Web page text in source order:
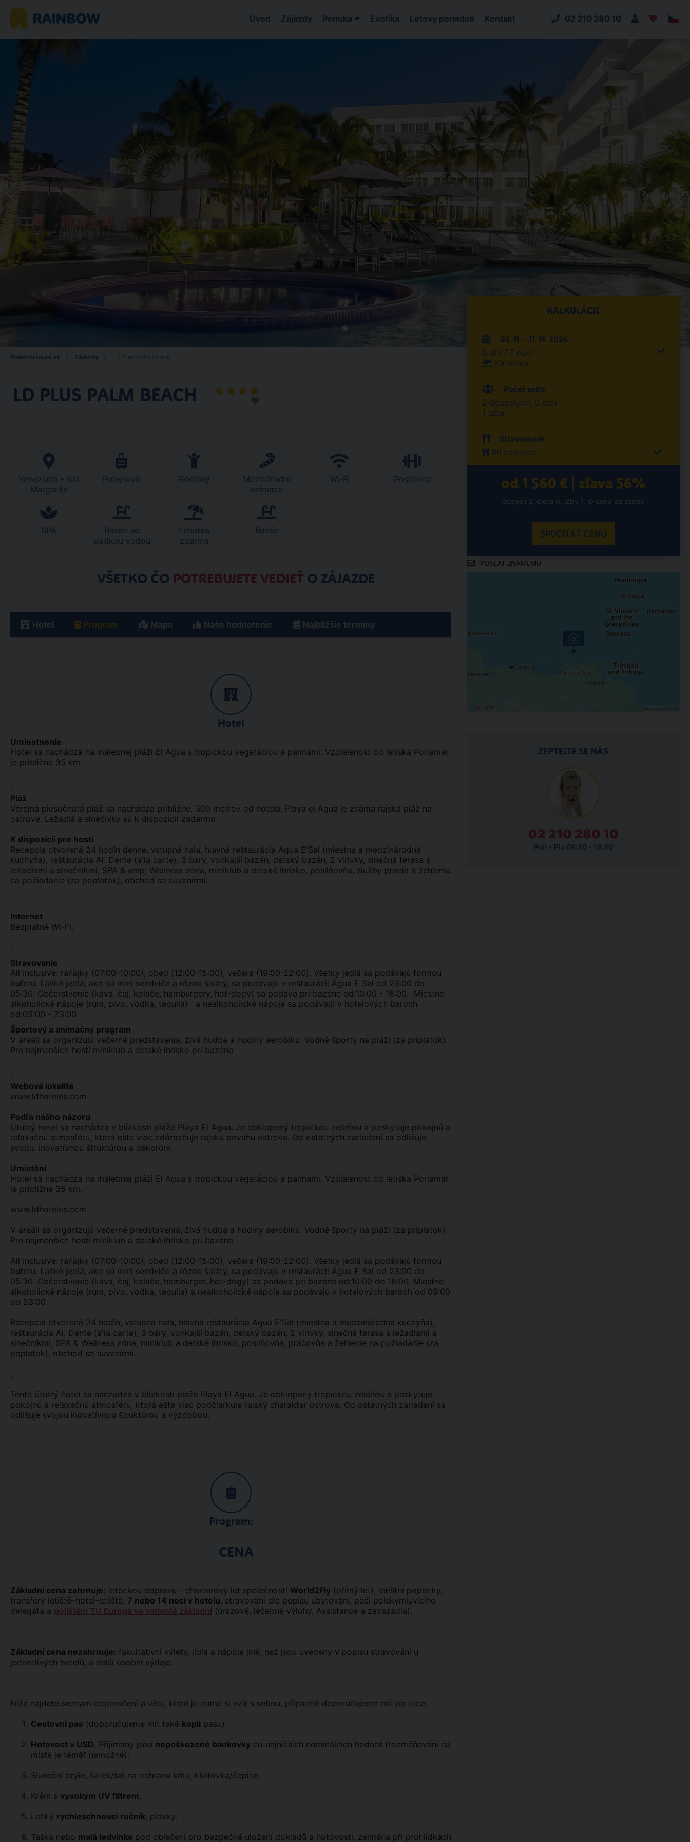
Úvod Zájazdy Ponuka Exotika Letový poriadok Kontakt 02 210 280 10
Rainbowtours.sk Zájazdy
LD PLUS PALM BEACH
Venezuela - Isla
Margarita
Pobytové Rodinný
Mezinárodní
animace
Wi-Fi Posilovna
SPA
Bazén se
sladkou vodou
Lehátka
zdarma
Bazén
VŠETKO ČO POTREBUJETE VEDIEŤ O ZÁJAZDE
Hotel Program Mapa Naše hodnotenie Najbližšie termíny
Hotel
Umiestnenie
Hotel sa nachádza na malebnej pláži El Agua s tropickou vegetáciou a palmami. Vzdialenosť od letiska Porlamar
je približne 35 km.
.
Pláž
Verejná piesočnatá pláž sa nachádza približne. 300 metrov od hotela. Playa el Agua je známa rajská pláž na
ostrove. Ležadlá a slnečníky sú k dispozícii zadarmo.
K dispozícii pre hostí
Recepcia otvorená 24 hodín denne, vstupná hala, hlavná reštaurácia Agua E'Sal (miestna a medzinárodná
kuchyňa), reštaurácia Al. Dente (a'la carte), 3 bary, vonkajší bazén, detský bazén, 2 vírivky, slnečná terasa s
ležadlami a slnečníkmi, SPA & amp; Wellness zóna, miniklub a detské ihrisko, posilňovňa, služby prania a žehlenia
na požiadanie (za poplatok), obchod so suvenírmi.
.
Internet
Bezplatné Wi-Fi.
.
Stravovanie
All Inclusive: raňajky (07:00-10:00), obed (12:00-15:00), večera (19:00-22:00). Všetky jedlá sa podávajú formou
bufetu. Ľahké jedlá, ako sú mini sendviče a rôzne šaláty, sa podávajú v reštaurácii Água E Sal od 23:00 do
05:30. Občerstvenie (káva, čaj, koláče, hamburgery, hot-dogy) sa podáva pri bazéne od:10:00 - 18:00. Miestne
alkoholické nápoje (rum, pivo, vodka, tequila) a nealkoholické nápoje sa podávajú v hotelových baroch
od:09:00 - 23:00.
Športový a animačný program
V areáli sa organizujú večerné predstavenia, živá hudba a hodiny aerobiku. Vodné športy na pláži (za príplatok).
Pre najmenších hostí miniklub a detské ihrisko pri bazéne
.
Webová lokalita
www.ldhoteles.com
Podľa nášho názoru
Útulný hotel sa nachádza v blízkosti pláže Playa El Agua. Je obklopený tropickou zeleňou a poskytuje pokojnú a
relaxačnú atmosféru, ktorá ešte viac zdôrazňuje rajskú povahu ostrova. Od ostatných zariadení sa odlišuje
svojou inovatívnou štruktúrou a dekorom.
Umístění
Hotel sa nachádza na malebnej pláži El Agua s tropickou vegetáciou a palmami. Vzdialenosť od letiska Porlamar
je približne 35 km.
www.ldhoteles.com
V areáli sa organizujú večerné predstavenia, živá hudba a hodiny aerobiku. Vodné športy na pláži (za príplatok).
Pre najmenších hostí miniklub a detské ihrisko pri bazéne
All Inclusive: raňajky (07:00-10:00), obed (12:00-15:00), večera (19:00-22:00). Všetky jedlá sa podávajú formou
bufetu. Ľahké jedlá, ako sú mini sendviče a rôzne šaláty, sa podávajú v reštaurácii Água E Sal od 23:00 do
05:30. Občerstvenie (káva, čaj, koláče, hamburger, hot-dogy) sa podáva pri bazéne od:10:00 do 18:00. Miestne
alkoholické nápoje (rum, pivo, vodka, tequila) a nealkoholické nápoje sa podávajú v hotelových baroch od 09:00
do 23:00.
Recepcia otvorená 24 hodín, vstupná hala, hlavná reštaurácia Agua E'Sal (miestna a medzinárodná kuchyňa),
reštaurácia Al. Dente (a'la carte), 3 bary, vonkajší bazén, detský bazén, 2 vírivky, slnečná terasa s ležadlami a
slnečníkmi, SPA & Wellness zóna, miniklub a detské ihrisko, posilňovňa, práčovňa a žehlenie na požiadanie (za
poplatok), obchod so suvenírmi.
.
Tento útulný hotel sa nachádza v blízkosti pláže Playa El Agua. Je obklopený tropickou zeleňou a poskytuje
pokojnú a relaxačnú atmosféru, ktorá ešte viac podčiarkuje rajský charakter ostrova. Od ostatných zariadení sa
odlišuje svojou inovatívnou štruktúrou a výzdobou.
Program:
CENA
Základní cena zahrnuje: leteckou dopravu - charterový let společnosti World2Fly (přímý let), letištní poplatky,
transfery letiště–hotel–letiště, 7 nebo 14 nocí v hotelu, stravování dle popisu ubytování, péči polskymluvícího
delegáta a pojištění TU Europa ve variantě základní (úrazové, léčebné výlohy, Assistance a zavazadla).
Základní cena nezahrnuje: fakultativní výlety, jídla a nápoje jiné, než jsou uvedeny v popisu stravování u
jednotlivých hotelů, a další osobní výdaje.
Níže najdete seznam doporučení a věcí, které je nutné si vzít s sebou, případně doporučujeme mít po ruce:
Cestovní pas (doporučujeme mít také kopii pasu).
Hotovost v USD. Přijímány jsou nepoškozené bankovky co nejnižších nominálních hodnot (rozměňování na
místě je téměř nemožné).
Sluneční brýle, šátek/šál na ochranu krku, kšiltovka/čepice.
Krém s vysokým UV filtrem.
Lehký rychleschnoucí ručník, plavky.
Taška nebo malá ledvinka pod oblečení pro bezpečné uložení dokladů a hotovosti, zejména při prohlídkách
KALKULÁCIE
03. 11. - 11. 11. 2026
9 dní / 7 nocí
Katovice
Počet osôb
2 dospelých, 0 detí
1 izba
Stravovanie
All Inclusive
od 1 560 € | zľava 56%
dospelí 2, dieťa 0, izby 1, Ø cena za osobu
SPOČÍTAŤ CENU
POSLAŤ ZNÁMEMU
ZEPTEJTE SE NÁS
02 210 280 10
Pon - Pia 08:30 - 16:30